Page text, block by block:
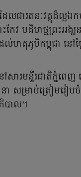
លជារតនៈវត្ថុដ៏ល្អ
ែវ បដិមាថ្មព្រះអង្ឃ
មាតុភូមិកម្ពុជា នៅថ្
រមន្ទីរជាតិភ្នំពេញ ដ
ា សម្រាប់ត្រៀមរៀ
បាល។